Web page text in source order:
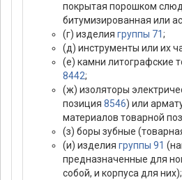
покрытая порошком
битумизированная или
(г) изделия группы 71;
(д) инструменты или их
(е) камни литографские
8442;
(ж) изоляторы
позиция 8546) или
материалов товарной
(з) боры зубные
(и) изделия группы 91
предназначенные для
собой, и корпуса для них);